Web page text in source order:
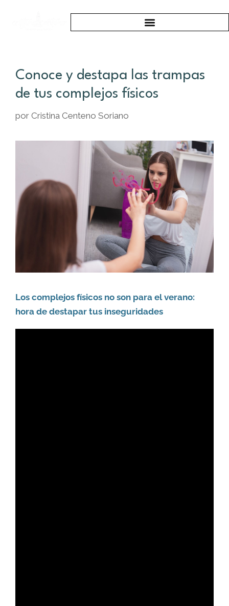
Conoce y destapa las trampas
de tus complejos físicos
por Cristina Centeno Soriano
Los complejos físicos no son para el verano:
hora de destapar tus inseguridades